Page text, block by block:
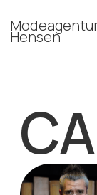
Modeagentur
Hensen